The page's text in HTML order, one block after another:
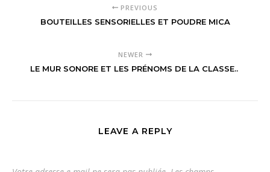
PREVIOUS
BOUTEILLES SENSORIELLES ET POUDRE MICA
NEWER
LE MUR SONORE ET LES PRÉNOMS DE LA CLASSE..
LEAVE A REPLY